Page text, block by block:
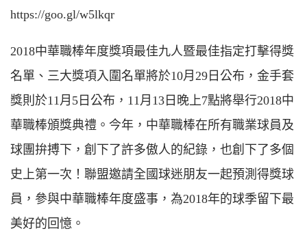
https://goo.gl/w5lkqr
2018中華職棒年度獎項最佳九人暨最佳指定打擊得獎
名單、三大獎項入圍名單將於10月29日公布，金手套
獎則於11月5日公布，11月13日晚上7點將舉行2018中
華職棒頒獎典禮。今年，中華職棒在所有職業球員及
球團拚搏下，創下了許多傲人的紀錄，也創下了多個
史上第一次！聯盟邀請全國球迷朋友一起預測得獎球
員，參與中華職棒年度盛事，為2018年的球季留下最
美好的回憶。